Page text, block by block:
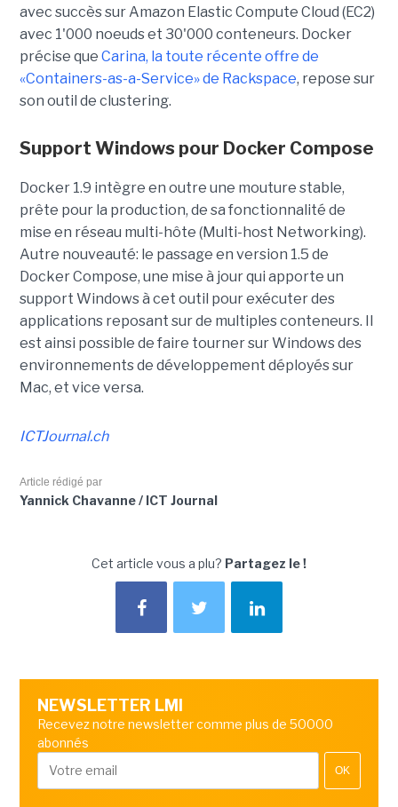
avec succès sur Amazon Elastic Compute Cloud (EC2)
avec 1'000 noeuds et 30'000 conteneurs. Docker
précise que Carina, la toute récente offre de
«Containers-as-a-Service» de Rackspace, repose sur
son outil de clustering.
Support Windows pour Docker Compose
Docker 1.9 intègre en outre une mouture stable,
prête pour la production, de sa fonctionnalité de
mise en réseau multi-hôte (Multi-host Networking).
Autre nouveauté: le passage en version 1.5 de
Docker Compose, une mise à jour qui apporte un
support Windows à cet outil pour exécuter des
applications reposant sur de multiples conteneurs. Il
est ainsi possible de faire tourner sur Windows des
environnements de développement déployés sur
Mac, et vice versa.
ICTJournal.ch
Article rédigé par
Yannick Chavanne / ICT Journal
Cet article vous a plu? Partagez le !
NEWSLETTER LMI
Recevez notre newsletter comme plus de 50000
abonnés
OK